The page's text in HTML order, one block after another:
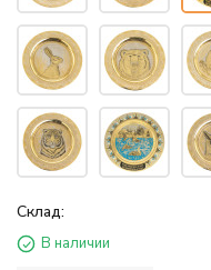
Склад:
В наличии